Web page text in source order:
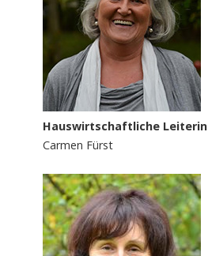
Hauswirtschaftliche Leiterin
Carmen Fürst